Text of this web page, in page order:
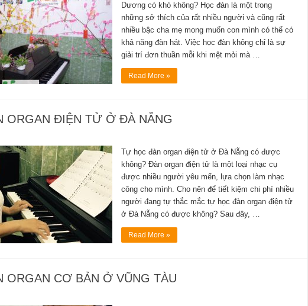
Dương có khó không? Học đàn là một trong
những sở thích của rất nhiều người và cũng rất
nhiều bậc cha mẹ mong muốn con mình có thể có
khả năng đàn hát. Việc học đàn không chỉ là sự
giải trí đơn thuần mỗi khi mệt mỏi mà …
Read More »
ORGAN ĐIỆN TỬ Ở ĐÀ NẴNG
Tự học đàn organ điện tử ở Đà Nẵng có được
không? Đàn organ điện tử là một loại nhạc cụ
được nhiều người yêu mến, lựa chọn làm nhạc
công cho mình. Cho nên để tiết kiệm chi phí nhiều
người đang tự thắc mắc tự học đàn organ điện tử
ở Đà Nẵng có được không? Sau đây, …
Read More »
ORGAN CƠ BẢN Ở VŨNG TÀU